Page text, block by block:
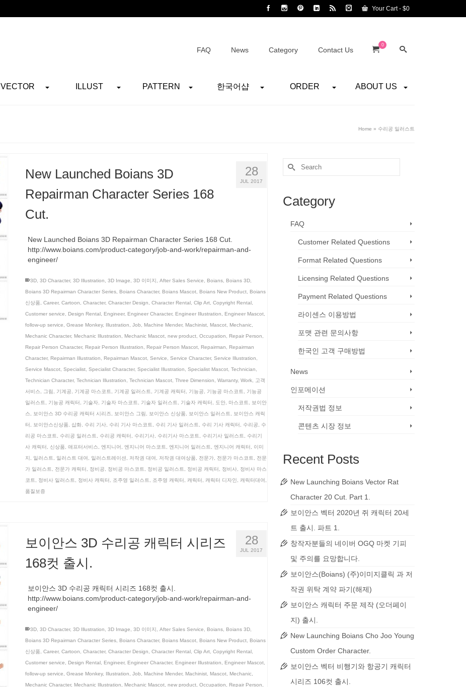
Your Cart- $0
FAQ News Category Contact Us
0
VECTOR ILLUST PATTERN 한국어샵 ORDER ABOUT US
Home » 수리공 일러스트
28
JUL 2017
New Launched Boians 3D
Repairman Character Series 168
Cut.
New Launched Boians 3D Repairman Character Series 168 Cut.
http://www.boians.com/product-category/job-and-work/repairman-and-
engineer/
3D, 3D Character, 3D Illustration 3D Image 3D 이미지 After Sales Service Boians, Boians 3D,
Boians 3D Repairman Character Series, Boians Character, Boians Mascot, Boians New Product,
Boians
신상품
Career, Cartoon Character, Character Design Character Rental, Clip Art, Copyright Rental,
Customer service
Design Rental, Engineer, Engineer Character, Engineer Illustration Engineer Mascot,
follow-up service
Grease Monkey, Illustration Job Machine Mender, Machinist, Mascot, Mechanic,
Mechanic Character, Mechanic Illustration Mechanic Mascot, new product, Occupation Repair Person
Repair Person Character, Repair Person Illustration Repair Person Mascot, Repairman
Repairman
Character, Repairman Illustration Repairman Mascot, Service Service Character, Service Illustration
Service Mascot, Specialist, Specialist Character, Specialist Illustration Specialist Mascot, Technician
Technician Character, Technician Illustration Technician Mascot, Three Dimension Warranty, Work,
고객
서비스
그림 기계공 기계공 마스코트 기계공 일러스트 기계공 캐릭터 기능공 기능공 마스코트
기능공
일러스트
기능공 캐릭터 기술자, 기술자 마스코트 기술자 일러스트 기술자 캐릭터 도안, 마스코트
보이안
스
보이안스 3D 수리공 캐릭터 시리즈 보이안스 그림 보이안스 신상품 보이안스 일러스트
보이안스 캐릭
터
보이안스신상품 삽화, 수리 기사, 수리 기사 마스코트 수리 기사 일러스트 수리 기사 캐릭터 수리공
수
리공 마스코트
수리공 일러스트 수리공 캐릭터 수리기사, 수리기사 마스코트 수리기사 일러스트
수리기
사 캐릭터
신상품 애프터서비스 엔지니어 엔지니어 마스코트 엔지니어 일러스트 엔지니어 캐릭터
이미
지
일러스트 일러스트 대여 일러스트레이션 저작권 대여 저작권 대여상품 전문가, 전문가 마스코트
전문
가 일러스트
전문가 캐릭터 정비공 정비공 마스코트 정비공 일러스트 정비공 캐릭터 정비사,
정비사 마스
코트
정비사 일러스트 정비사 캐릭터 조주영 일러스트 조주영 캐릭터 캐릭터 캐릭터 디자인 캐릭터대여
품질보증
28
JUL 2017
보이안스 3D 수리공 캐릭터 시리즈
168컷 출시.
보이안스 3D 수리공 캐릭터 시리즈 168컷 출시.
http://www.boians.com/product-category/job-and-work/repairman-and-
engineer/
3D, 3D Character, 3D Illustration 3D Image 3D 이미지 After Sales Service Boians, Boians 3D,
Boians 3D Repairman Character Series, Boians Character, Boians Mascot, Boians New Product,
Boians
신상품
Career, Cartoon Character, Character Design Character Rental, Clip Art, Copyright Rental,
Customer service
Design Rental, Engineer, Engineer Character, Engineer Illustration Engineer Mascot,
follow-up service
Grease Monkey, Illustration Job Machine Mender, Machinist, Mascot, Mechanic,
Mechanic Character, Mechanic Illustration Mechanic Mascot, new product, Occupation Repair Person
Search
for:
Category
FAQ
Customer Related Questions
Format Related Questions
Licensing Related Questions
Payment Related Questions
라이센스 이용방법
포맷 관련 문의사항
한국인 고객 구매방법
News
인포메이션
저작권법 정보
콘텐츠 시장 정보
Recent Posts
New Launching Boians Vector Rat
Character 20 Cut. Part 1.
보이안스 벡터 2020년 쥐 캐릭터 20세
트 출시. 파트 1.
창작자분들의 네이버 OGQ 마켓 기피
및 주의를 요망합니다.
보이안스(Boians) (주)이미지클릭 과 저
작권 위탁 계약 파기(해제)
보이안스 캐릭터 주문 제작 (오더페이
지) 출시.
New Launching Boians Cho Joo Young
Custom Order Character.
보이안스 벡터 비행기와 항공기 캐릭터
시리즈 106컷 출시.